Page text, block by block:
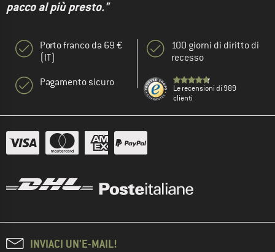
pacco al più presto."
Porto franco da 69 €
(IT)
Pagamento sicuro
100 giorni di diritto di
recesso
Le recensioni di 989
clienti
INVIACI UN'E-MAIL!